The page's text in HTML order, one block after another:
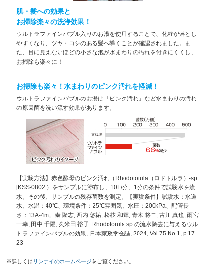
肌・髪への効果と
お掃除楽々の洗浄効果！
ウルトラファインバブル入りのお湯を使用することで、化粧が落とし
やすくなり、ツヤ・コシのある髪へ導くことが確認されました。ま
た、目に見えないほどの小さな泡が水まわりの汚れを付きにくくし、
お掃除も楽々に！
お掃除も楽々！水まわりのピンク汚れを軽減！
ウルトラファインバブルのお湯は「ピンク汚れ」など水まわりの汚れ
の原因菌を洗い流す効果があります。
【実験方法】赤色酵母のピンク汚れ（Rhodotorula（ロドトルラ）-sp.
[KSS-0802]）をサンプルに塗布し、10L/分、1分の条件で試験水を流
水。その後、サンプルの残存菌数を測定。【実験条件】試験水：水道
水、水温：40℃、環境条件：25℃雰囲気、水圧：200kPa、配管長
さ：13A-4m。秦 隆志, 西内 悠祐, 松枝 和輝, 青木 将二, 古川 真也, 雨宮
一幸, 田中 千陽, 久米田 裕子: Rhodotorula sp.の流水除去に与えるウル
トラファインバブルの効果,-日本家政学会誌, 2024, Vol.75 No.1, p.17-
23
※詳しくは リンナイのホームページをご覧ください。